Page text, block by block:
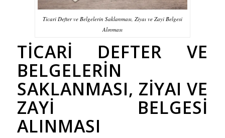
Ticari Defter ve Belgelerin Saklanması, Ziyaı ve Zayi Belgesi
Alınması
TICARI DEFTER VE
BELGELERIN
SAKLANMASI, ZIYAI VE
ZAYI BELGESI
ALINMASI